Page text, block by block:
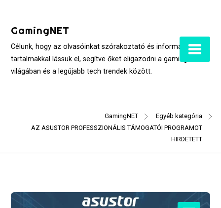
contentGamingNET
Célunk, hogy az olvasóinkat szórakoztató és informatív
tartalmakkal lássuk el, segítve őket eligazodni a gaming
világában és a legújabb tech trendek között.
GamingNET
Egyéb kategória
AZ ASUSTOR PROFESSZIONÁLIS TÁMOGATÓI PROGRAMOT
HIRDETETT